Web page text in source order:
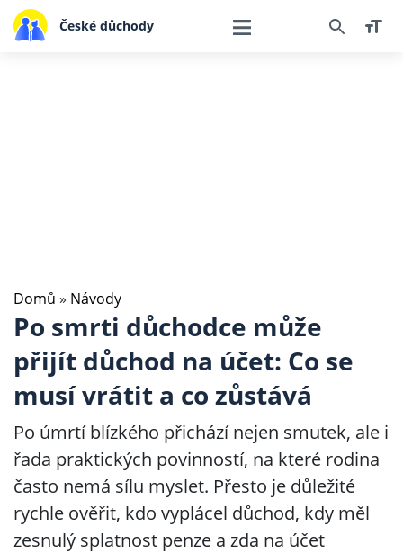
České důchody
Domů » Návody
Po smrti důchodce může
přijít důchod na účet: Co se
musí vrátit a co zůstává
Po úmrtí blízkého přichází nejen smutek, ale i
řada praktických povinností, na které rodina
často nemá sílu myslet. Přesto je důležité
rychle ověřit, kdo vyplácel důchod, kdy měl
zesnulý splatnost penze a zda na účet